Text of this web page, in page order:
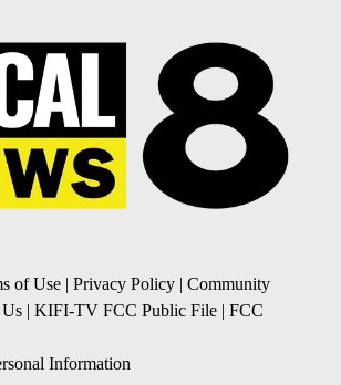
of Use | Privacy Policy | Community
| KIFI-TV FCC Public File | FCC
Information